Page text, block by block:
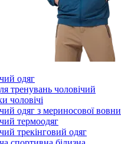
одяг
тренувань чоловічий
чоловічі
одяг з мериносової вовни
термоодяг
трекінговий одяг